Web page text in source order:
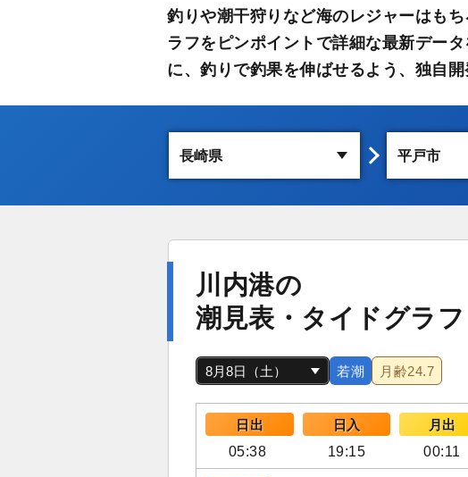
釣りや潮干狩りなど海のレジャーはも
ラフをピンポイントで詳細な最新デー
に、釣りで釣果を伸ばせるよう、独自
川内港の
潮見表・タイドグラフ
若潮 月齢24.7
日出 日入 月出
05:38
19:15 00:11